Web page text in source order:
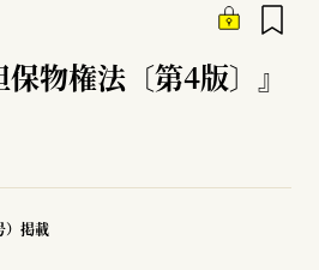
物権法〔第4版〕』
）掲載